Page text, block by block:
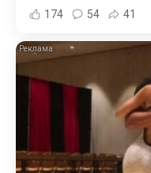
174 54 41